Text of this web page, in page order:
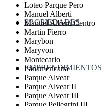
PROPIEDADES
EMPRENDIMIENTOS
Loteo Parque Pero
Manuel Alberti
Manuel Alberti Centro
Martin Fierro
Marybon
Maryvon
Montecarlo
Panamericana
Parque Alvear
Parque Alvear II
Parque Alvear III